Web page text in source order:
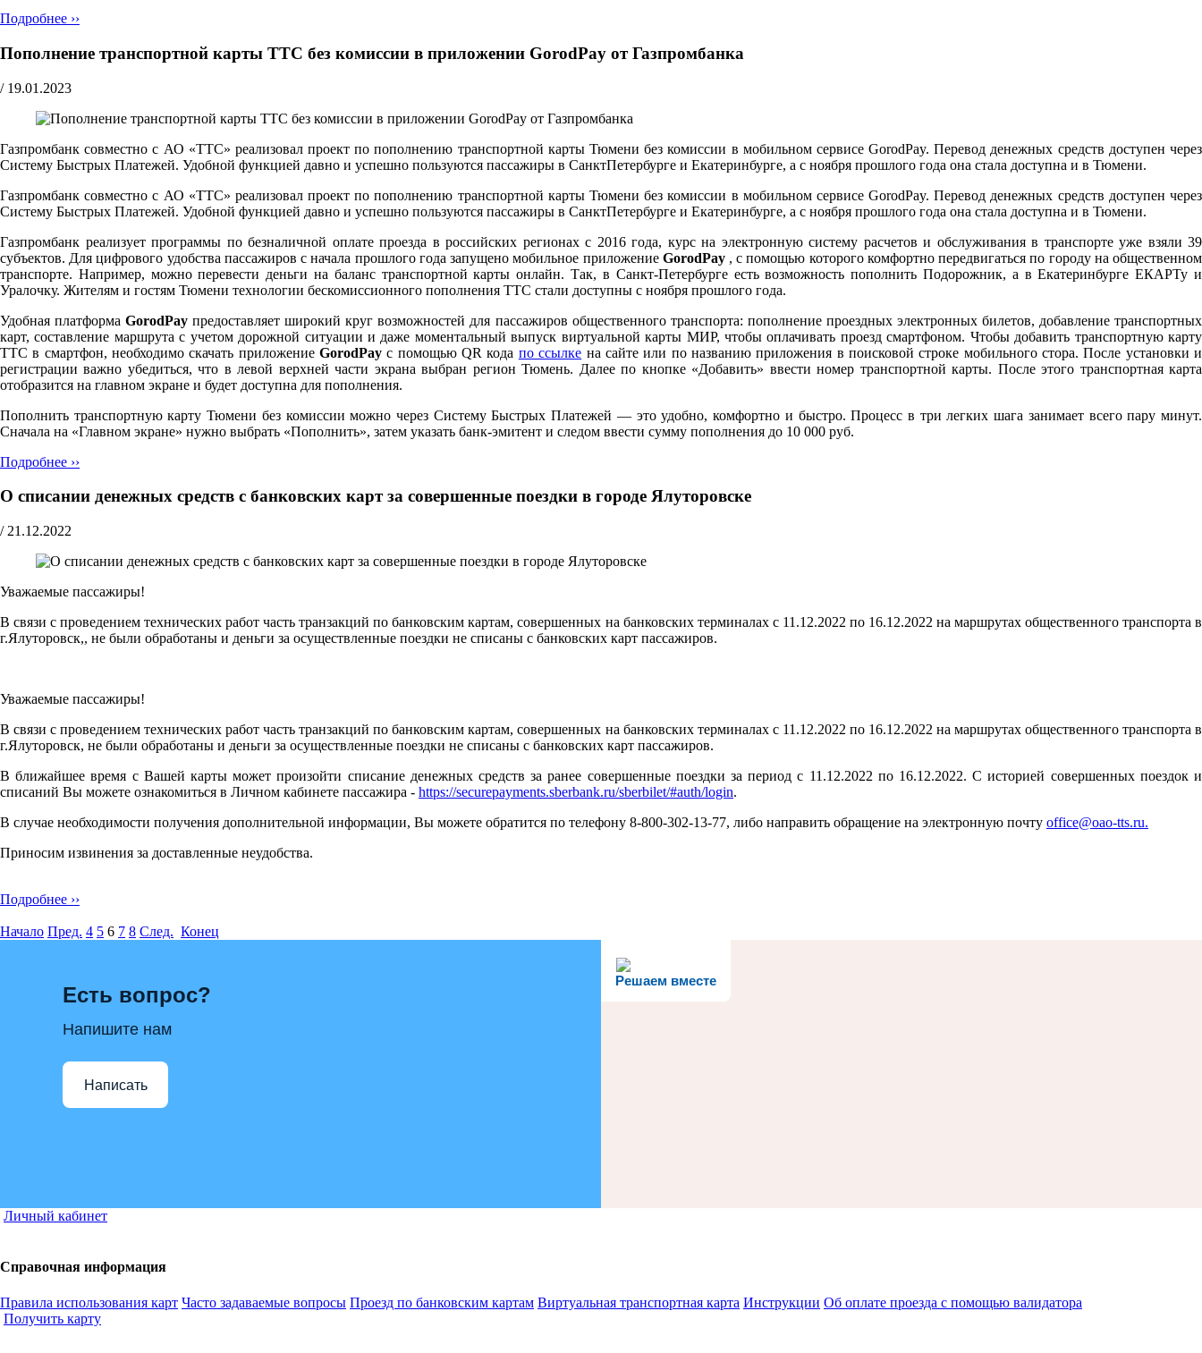
Подробнее ››
Пополнение транспортной карты ТТС без комиссии в приложении GorodPay от Газпромбанка
/ 19.01.2023
Газпромбанк совместно с АО «ТТС» реализовал проект по пополнению транспортной карты Тюмени без комиссии в мобильном сервисе GorodPay. Перевод денежных средств доступен через
Систему Быстрых Платежей. Удобной функцией давно и успешно пользуются пассажиры в СанктПетербурге и Екатеринбурге, а с ноября прошлого года она стала доступна и в Тюмени.
Газпромбанк совместно с АО «ТТС» реализовал проект по пополнению транспортной карты Тюмени без комиссии в мобильном сервисе GorodPay. Перевод денежных средств доступен через
Систему Быстрых Платежей. Удобной функцией давно и успешно пользуются пассажиры в СанктПетербурге и Екатеринбурге, а с ноября прошлого года она стала доступна и в Тюмени.
Газпромбанк реализует программы по безналичной оплате проезда в российских регионах с 2016 года, курс на электронную систему расчетов и обслуживания в транспорте уже взяли 39
субъектов. Для цифрового удобства пассажиров с начала прошлого года запущено мобильное приложение GorodPay, с помощью которого комфортно передвигаться по городу на общественном
транспорте. Например, можно перевести деньги на баланс транспортной карты онлайн. Так, в Санкт-Петербурге есть возможность пополнить Подорожник, а в Екатеринбурге ЕКАРТу и
Уралочку. Жителям и гостям Тюмени технологии бескомиссионного пополнения ТТС стали доступны с ноября прошлого года.
Удобная платформаGorodPayпредоставляет широкий круг возможностей для пассажиров общественного транспорта: пополнение проездных электронных билетов, добавление транспортных
карт, составление маршрута с учетом дорожной ситуации и даже моментальный выпуск виртуальной карты МИР, чтобы оплачивать проезд смартфоном. Чтобы добавить транспортную карту
ТТС в смартфон, необходимо скачать приложениеGorodPay с помощью QR кода по ссылке на сайте или по названию приложения в поисковой строке мобильного стора. После установки и
регистрации важно убедиться, что в левой верхней части экрана выбран регион Тюмень. Далее по кнопке «Добавить» ввести номер транспортной карты. После этого транспортная карта
отобразится на главном экране и будет доступна для пополнения.
Пополнить транспортную карту Тюмени без комиссии можно через Систему Быстрых Платежей — это удобно, комфортно и быстро. Процесс в три легких шага занимает всего пару минут.
Сначала на «Главном экране» нужно выбрать «Пополнить», затем указать банк-эмитент и следом ввести сумму пополнения до 10 000 руб.
Подробнее ››
О списании денежных средств с банковских карт за совершенные поездки в городе Ялуторовске
/ 21.12.2022
Уважаемые пассажиры!
В связи с проведением технических работ часть транзакций по банковским картам, совершенных на банковских терминалах с 11.12.2022 по 16.12.2022 на маршрутах общественного транспорта в
г.Ялуторовск,, не были обработаны и деньги за осуществленные поездки не списаны с банковских карт пассажиров.
Уважаемые пассажиры!
В связи с проведением технических работ часть транзакций по банковским картам, совершенных на банковских терминалах с 11.12.2022 по 16.12.2022 на маршрутах общественного транспорта в
г.Ялуторовск, не были обработаны и деньги за осуществленные поездки не списаны с банковских карт пассажиров.
В ближайшее время с Вашей карты может произойти списание денежных средств за ранее совершенные поездки за период с 11.12.2022 по 16.12.2022. С историей совершенных поездок и
списаний Вы можете ознакомиться в Личном кабинете пассажира - https://securepayments.sberbank.ru/sberbilet/#auth/login.
В случае необходимости получения дополнительной информации, Вы можете обратится по телефону 8-800-302-13-77, либо направить обращение на электронную почту office@oao-tts.ru.
Приносим извинения за доставленные неудобства.
Подробнее ››
Начало Пред. 4 5 6 7 8 След. Конец
Решаем вместе
Есть вопрос?
Напишите нам
Написать
Личный кабинет
Справочная информация
Правила использования карт Часто задаваемые вопросы Проезд по банковским картам Виртуальная транспортная карта Инструкции Об оплате проезда с помощью валидатора
Получить карту